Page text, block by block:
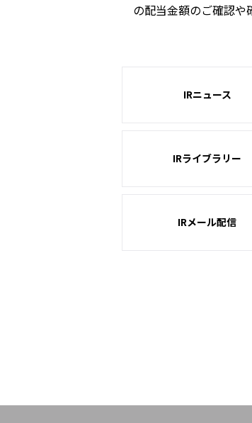
の配当金額のご確認や
IRニュース
IRライブラリー
IRメール配信